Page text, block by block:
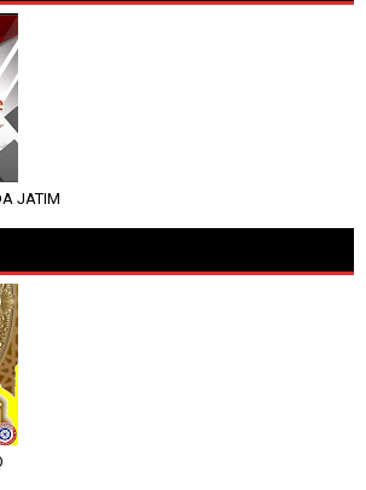
JATIM